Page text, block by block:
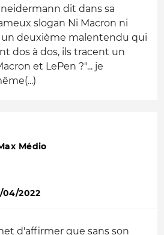
dit dans sa
slogan Ni Macron ni
un deuxième malentendu qui
dos à dos, ils tracent un
et LePen ?"... je
Médio
04/2022
d'affirmer que sans son